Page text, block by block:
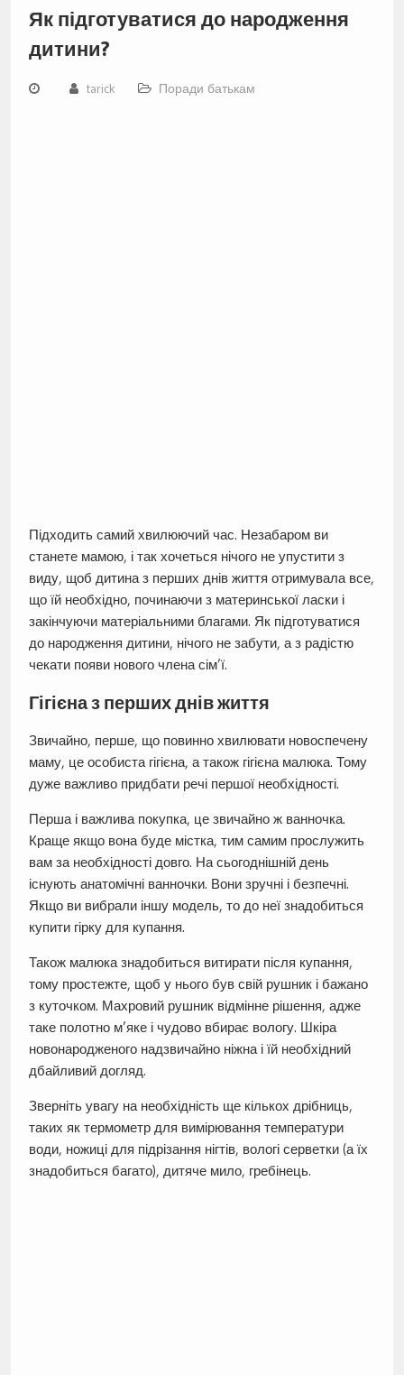
Як підготуватися до народження
дитини?
tarick Поради батькам
Підходить самий хвилюючий час. Незабаром ви
станете мамою, і так хочеться нічого не упустити з
виду, щоб дитина з перших днів життя отримувала все,
що їй необхідно, починаючи з материнської ласки і
закінчуючи матеріальними благами. Як підготуватися
до народження дитини, нічого не забути, а з радістю
чекати появи нового члена сім’ї.
Гігієна з перших днів життя
Звичайно, перше, що повинно хвилювати новоспечену
маму, це особиста гігієна, а також гігієна малюка. Тому
дуже важливо придбати речі першої необхідності.
Перша і важлива покупка, це звичайно ж ванночка.
Краще якщо вона буде містка, тим самим прослужить
вам за необхідності довго. На сьогоднішній день
існують анатомічні ванночки. Вони зручні і безпечні.
Якщо ви вибрали іншу модель, то до неї знадобиться
купити гірку для купання.
Також малюка знадобиться витирати після купання,
тому простежте, щоб у нього був свій рушник і бажано
з куточком. Махровий рушник відмінне рішення, адже
таке полотно м’яке і чудово вбирає вологу. Шкіра
новонародженого надзвичайно ніжна і їй необхідний
дбайливий догляд.
Зверніть увагу на необхідність ще кількох дрібниць,
таких як термометр для вимірювання температури
води, ножиці для підрізання нігтів, вологі серветки (а їх
знадобиться багато), дитяче мило, гребінець.